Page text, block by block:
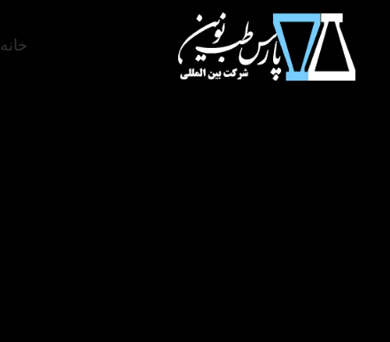
خانه